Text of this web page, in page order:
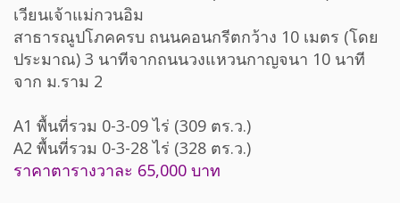
เวียนเจ้าแม่กวนอิม
สาธารณูปโภคครบ ถนนคอนกรีตกว้าง 10 เมตร (โดย
ประมาณ) 3 นาทีจากถนนวงแหวนกาญจนา 10 นาที
จาก ม.ราม 2
A1 พื้นที่รวม 0-3-09 ไร่ (309 ตร.ว.)
A2 พื้นที่รวม 0-3-28 ไร่ (328 ตร.ว.)
ราคาตารางวาละ 65,000 บาท